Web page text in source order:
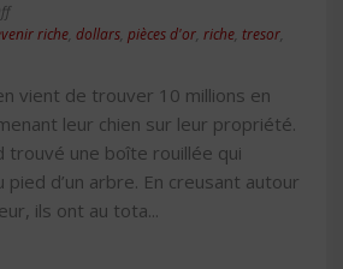
riche dollars pièces d'or riche tresor
vient de trouver 10 millions en
leur chien sur leur propriété.
trouvé une boîte rouillée qui
d’un arbre. En creusant autour
ils ont au tota...